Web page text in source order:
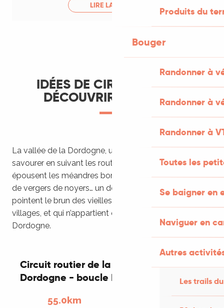
Produits du
Bouger
Randonner à
Randonner à
Randonner à
Toutes les
Se baigner en
Naviguer en
Autres
Les trails
LIRE LA SUITE
IDÉES DE CIRCUITS POUR
DÉCOUVRIR LA VALLÉE
La vallée de la Dordogne, une personnalité à part, à
savourer en suivant les routes panoramiques qui
épousent les méandres bordés de hautes falaises ou
de vergers de noyers… un décor vert et bleu, où
pointent le brun des vieilles tuiles et l’ambre patiné des
villages, et qui n’appartient qu’à la vallée de la
Dordogne.
Circuit routier de la Vallée de la
Dordogne - boucle Est
55.0km